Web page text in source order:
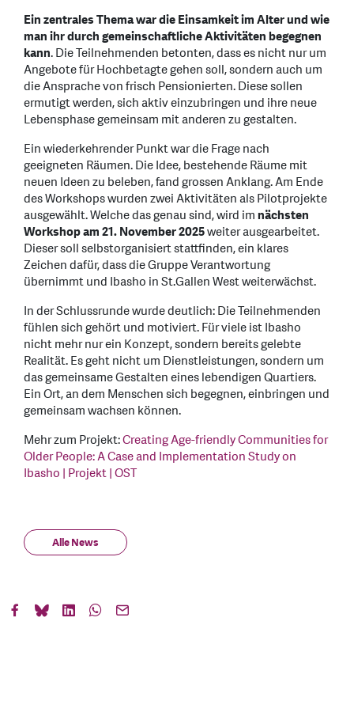
Ein zentrales Thema war die Einsamkeit im Alter und wie
man ihr durch gemeinschaftliche Aktivitäten begegnen
kann. Die Teilnehmenden betonten, dass es nicht nur um
Angebote für Hochbetagte gehen soll, sondern auch um
die Ansprache von frisch Pensionierten. Diese sollen
ermutigt werden, sich aktiv einzubringen und ihre neue
Lebensphase gemeinsam mit anderen zu gestalten.
Ein wiederkehrender Punkt war die Frage nach
geeigneten Räumen. Die Idee, bestehende Räume mit
neuen Ideen zu beleben, fand grossen Anklang. Am Ende
des Workshops wurden zwei Aktivitäten als Pilotprojekte
ausgewählt. Welche das genau sind, wird imnächsten
Workshop am 21. November 2025weiter ausgearbeitet.
Dieser soll selbstorganisiert stattfinden, ein klares
Zeichen dafür, dass die Gruppe Verantwortung
übernimmt und Ibasho in St.Gallen West weiterwächst.
In der Schlussrunde wurde deutlich: Die Teilnehmenden
fühlen sich gehört und motiviert. Für viele ist Ibasho
nicht mehr nur ein Konzept, sondern bereits gelebte
Realität. Es geht nicht um Dienstleistungen, sondern um
das gemeinsame Gestalten eines lebendigen Quartiers.
Ein Ort, an dem Menschen sich begegnen, einbringen und
gemeinsam wachsen können.
Mehr zum Projekt:Creating Age-friendly Communities for
Older People: A Case and Implementation Study on
Ibasho | Projekt | OST
Alle News